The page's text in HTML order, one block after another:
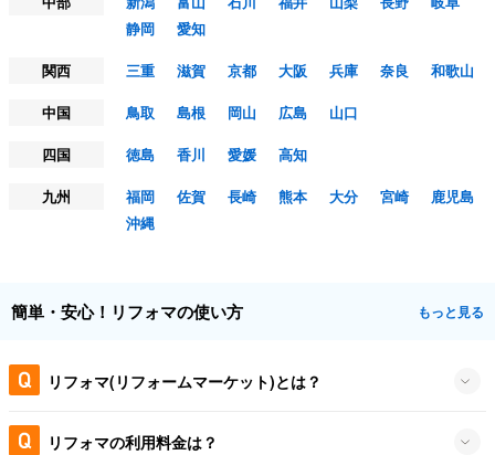
静岡
愛知
関西
三重 滋賀 京都 大阪 兵庫 奈良
和歌山
中国
鳥取 島根 岡山 広島
山口
四国
徳島 香川 愛媛
高知
九州
福岡 佐賀 長崎 熊本 大分 宮崎
鹿児島
沖縄
簡単・安心！リフォマの使い方 もっと見る
リフォマ(リフォームマーケット)とは？
リフォマの利用料金は？